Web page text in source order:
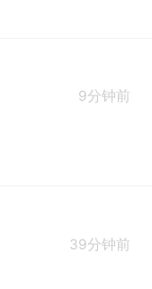
9分钟前
39分钟前